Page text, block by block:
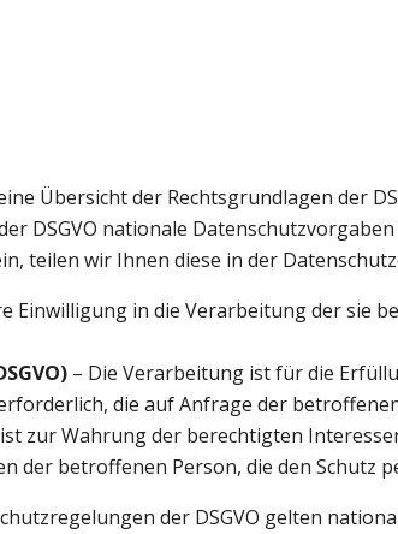
Übersicht der Rechtsgrundlagen der
DSGVO nationale
teilen wir Ihnen diese in der
Einwilligung in die Verarbeitung der sie
– Die Verarbeitung ist für die
die auf Anfrage der
zur Wahrung der berechtigten
betroffenen Person, die den Schutz
der DSGVO gelten